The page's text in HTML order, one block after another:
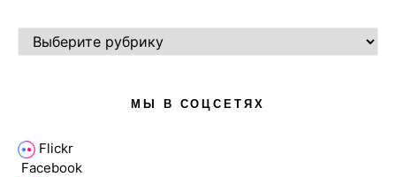
МЫ В СОЦСЕТЯХ
Flickr
Facebook